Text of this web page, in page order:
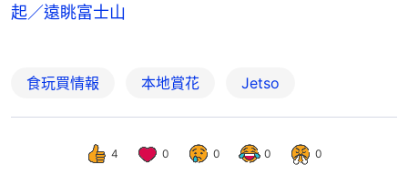
起／遠眺富士山
食玩買情報 本地賞花 Jetso
4 0 0 0 0